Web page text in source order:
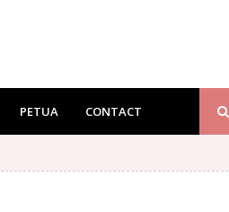
PETUA CONTACT